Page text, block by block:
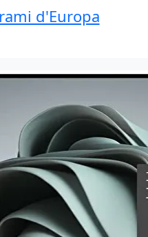
d'Europa